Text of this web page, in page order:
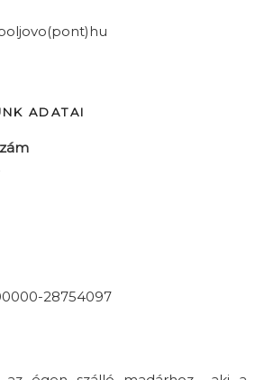
ADATAI
28754097